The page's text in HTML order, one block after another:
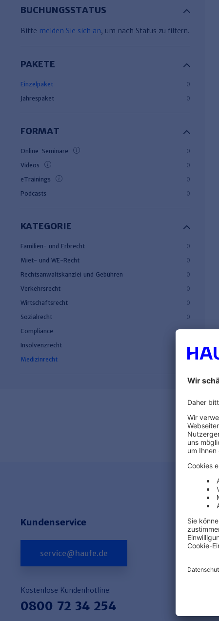
BUCHUNGSSTATUS
Bitte melden Sie sich an, um nach Status zu filtern.
PAKETE
Einzelpaket
0
Jahrespaket
0
FORMAT
Online-Seminare
0
Videos
0
eTrainings
0
Podcasts
0
KATEGORIE
Familien- und Erbrecht
0
Miet- und WE-Recht
0
Rechtsanwaltskanzlei und Gebühren
0
Verkehrsrecht
0
Wirtschaftsrecht
0
Sozialrecht
0
Compliance
0
Insolvenzrecht
0
Medizinrecht
0
Kundenservice
service@haufe.de
Kostenlose Kundenhotline:
0800 72 34 254